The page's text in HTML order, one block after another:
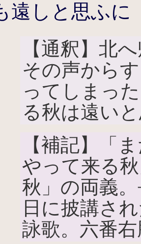
遠しと思ふに
【通釈】北
その声から
ってしまっ
る秋は遠い
【補記】「
やって来る
秋」の両義
日に披講さ
詠歌。六番